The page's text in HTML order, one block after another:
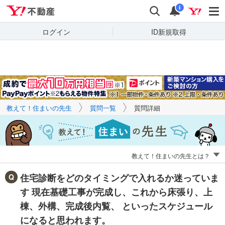
検索 通知
i
ログイン ID新規取得
キーワードで
質問を探す
教えて！住まいの先生 質問一覧 質問詳細
教えて！住まいの先生とは？
住宅診断をどのタイミングで入れるか迷っていま
す 現在基礎工事が完成し、これから床張り、上
棟、外構、完成後内覧、 といったスケジュール
になると思われます。